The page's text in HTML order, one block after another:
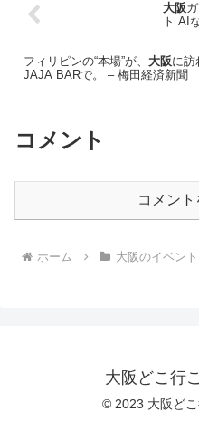
大阪
ト AI
フィリピンの“本場”が、 大阪に訪
JAJA BARで。 – 梅田経済新聞
コメント
コメン
ホーム 大阪のイベント
大阪どこ行
© 2023 大阪ど